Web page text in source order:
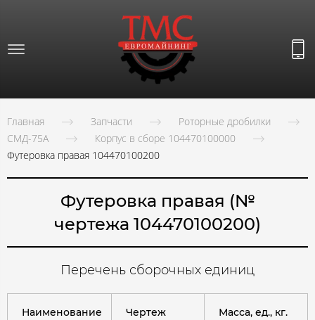
Главная Запчасти
Роторные дробилки
СМД-75А
Корпус в сборе 104470100000
Футеровка правая 104470100200
Футеровка правая (№
чертежа 104470100200)
Перечень сборочных единиц
Наименование Чертеж Масса, ед., кг.